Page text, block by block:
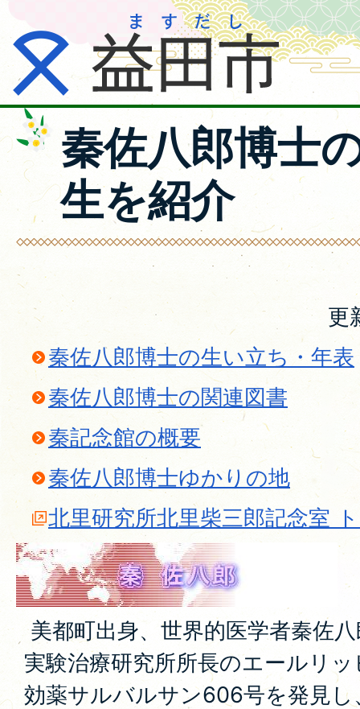
秦佐八郎博士
生を紹介
更
秦佐八郎博士の生い立ち・年表
秦佐八郎博士の関連図書
秦記念館の概要
秦佐八郎博士ゆかりの地
北里研究所北里柴三郎記念室
美都町出身、世界的医学者秦佐
実験治療研究所所長のエールリ
効薬サルバルサン606号を発見